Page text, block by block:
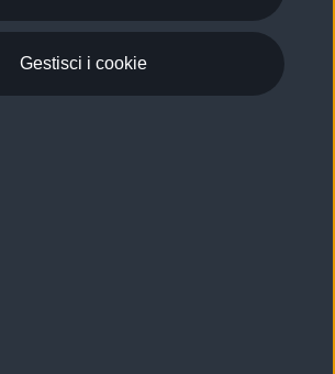
Gestisci i cookie